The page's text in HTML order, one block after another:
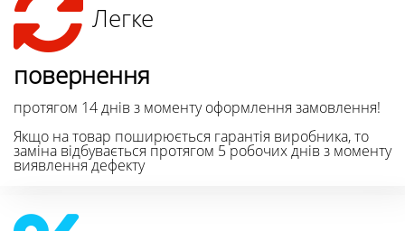
Легке
повернення
протягом 14 днів з моменту оформлення замовлення!
Якщо на товар поширюється гарантія виробника, то
заміна відбувається протягом 5 робочих днів з моменту
виявлення дефекту